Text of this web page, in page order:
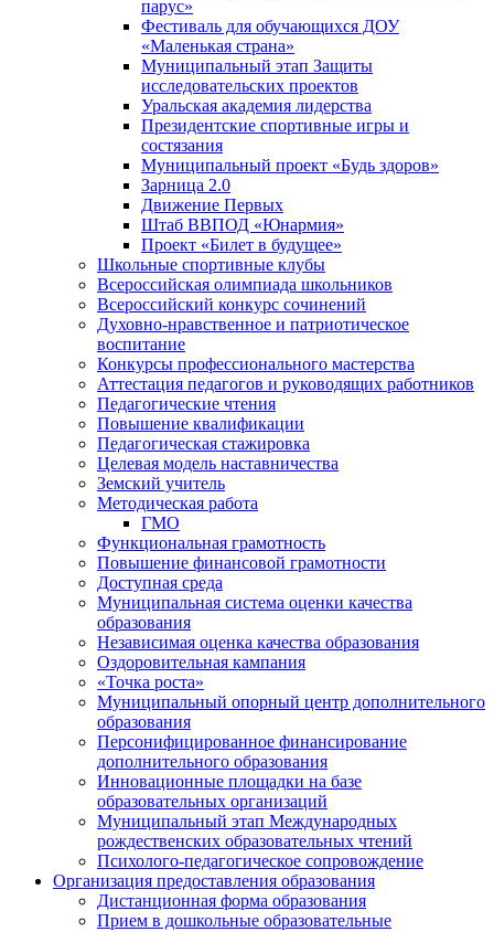
парус»
Фестиваль для обучающихся ДОУ
«Маленькая страна»
Муниципальный этап Защиты
исследовательских проектов
Уральская академия лидерства
Президентские спортивные игры и
состязания
Муниципальный проект «Будь здоров»
Зарница 2.0
Движение Первых
Штаб ВВПОД «Юнармия»
Проект «Билет в будущее»
Школьные спортивные клубы
Всероссийская олимпиада школьников
Всероссийский конкурс сочинений
Духовно-нравственное и патриотическое
воспитание
Конкурсы профессионального мастерства
Аттестация педагогов и руководящих работников
Педагогические чтения
Повышение квалификации
Педагогическая стажировка
Целевая модель наставничества
Земский учитель
Методическая работа
ГМО
Функциональная грамотность
Повышение финансовой грамотности
Доступная среда
Муниципальная система оценки качества
образования
Независимая оценка качества образования
Оздоровительная кампания
«Точка роста»
Муниципальный опорный центр дополнительного
образования
Персонифицированное финансирование
дополнительного образования
Инновационные площадки на базе
образовательных организаций
Муниципальный этап Международных
рождественских образовательных чтений
Психолого-педагогическое сопровождение
Организация предоставления образования
Дистанционная форма образования
Прием в дошкольные образовательные